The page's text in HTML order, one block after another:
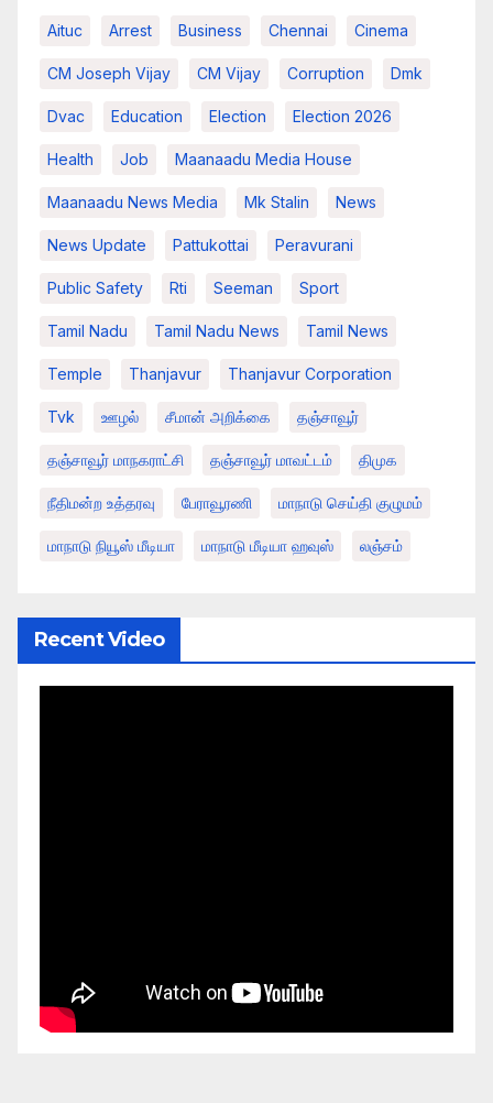
Aituc Arrest Business Chennai Cinema
CM Joseph Vijay CM Vijay Corruption Dmk
Dvac Education Election Election 2026
Health Job Maanaadu Media House
Maanaadu News Media Mk Stalin News
News Update Pattukottai Peravurani
Public Safety Rti Seeman Sport
Tamil Nadu Tamil Nadu News Tamil News
Temple Thanjavur Thanjavur Corporation
Tvk ஊழல் சீமான் அறிக்கை தஞ்சாவூர்
தஞ்சாவூர் மாநகராட்சி தஞ்சாவூர் மாவட்டம் திமுக
நீதிமன்ற உத்தரவு பேராவூரணி மாநாடு செய்தி குழுமம்
மாநாடு நியூஸ் மீடியா மாநாடு மீடியா ஹவுஸ் லஞ்சம்
Recent Video